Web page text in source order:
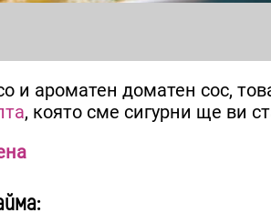
и ароматен доматен сос,
, която сме сигурни ще ви